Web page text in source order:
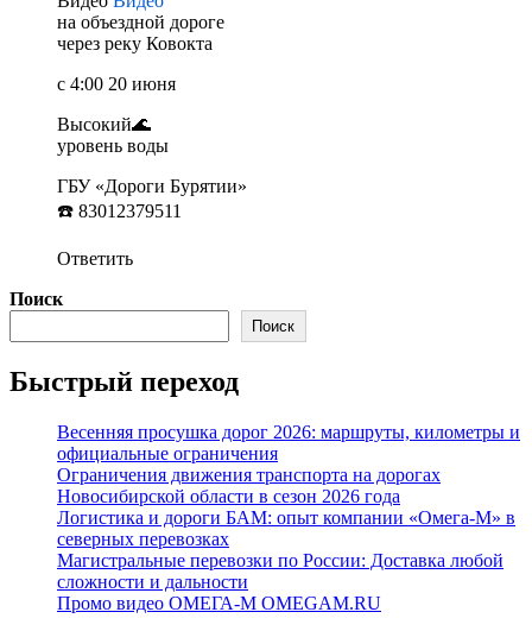
на объездной дороге
через реку Ковокта
с 4:00 20 июня
Высокий🌊
уровень воды
ГБУ «Дороги Бурятии»
☎️ 83012379511
Ответить
Поиск
Поиск
Быстрый переход
Весенняя просушка дорог 2026: маршруты, километры и
официальные ограничения
Ограничения движения транспорта на дорогах
Новосибирской области в сезон 2026 года
Логистика и дороги БАМ: опыт компании «Омега-М» в
северных перевозках
Магистральные перевозки по России: Доставка любой
сложности и дальности
Промо видео ОМЕГА-М OMEGAM.RU